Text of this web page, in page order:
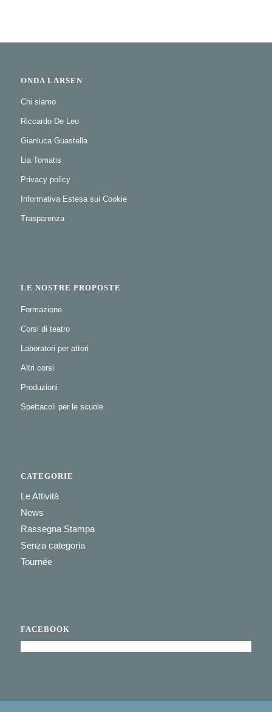
ONDA LARSEN
Chi siamo
Riccardo De Leo
Gianluca Guastella
Lia Tomatis
Privacy policy
Informativa Estesa sui Cookie
Trasparenza
LE NOSTRE PROPOSTE
Formazione
Corsi di teatro
Laboratori per attori
Altri corsi
Produzioni
Spettacoli per le scuole
CATEGORIE
Le Attività
News
Rassegna Stampa
Senza categoria
Tournée
FACEBOOK